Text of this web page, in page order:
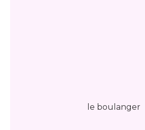
le boulanger